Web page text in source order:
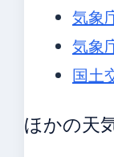
気象
気象
国土
ほかの天